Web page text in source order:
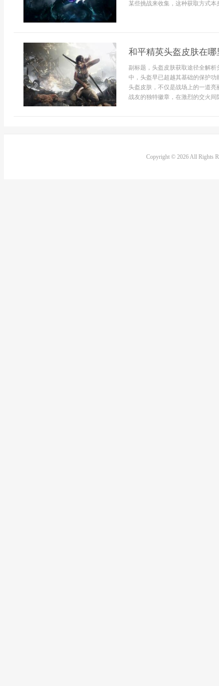
某些挑战来收集，这种获取方式
和平精英头盔皮肤在
副标题，头盔皮肤获取途径全解
中，头盔早已超越其基础的保护
头盔皮肤，不仅是战场上的一道
战友的独特徽章，在激烈的交火
Copyright © 2026 All Rights